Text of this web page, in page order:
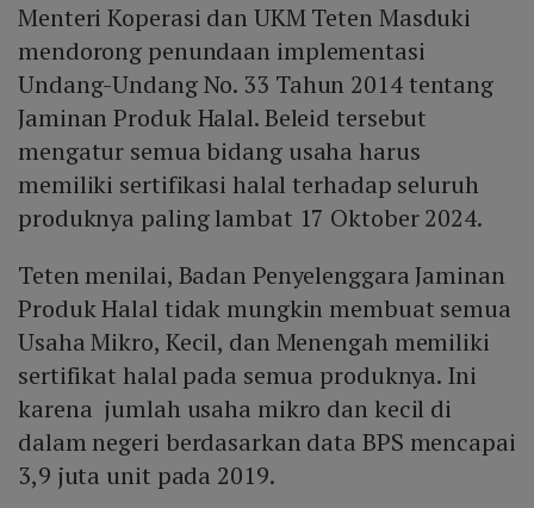
Menteri Koperasi dan UKM Teten Masduki
mendorong penundaan implementasi
Undang-Undang No. 33 Tahun 2014 tentang
Jaminan Produk Halal. Beleid tersebut
mengatur semua bidang usaha harus
memiliki sertifikasi halal terhadap seluruh
produknya paling lambat 17 Oktober 2024.
Teten menilai, Badan Penyelenggara Jaminan
Produk Halal tidak mungkin membuat semua
Usaha Mikro, Kecil, dan Menengah memiliki
sertifikat halal pada semua produknya. Ini
karena jumlah usaha mikro dan kecil di
dalam negeri berdasarkan data BPS mencapai
3,9 juta unit pada 2019.